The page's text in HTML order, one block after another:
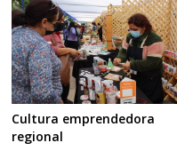
Cultura emprendedora
regional